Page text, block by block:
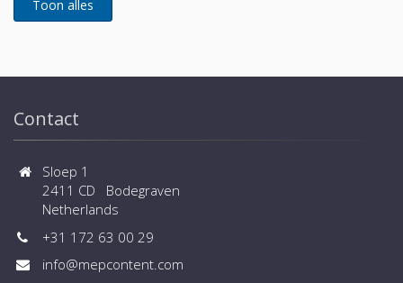
Contact
Sloep 1
2411 CD Bodegraven
Netherlands
+31 172 63 00 29
info@mepcontent.com